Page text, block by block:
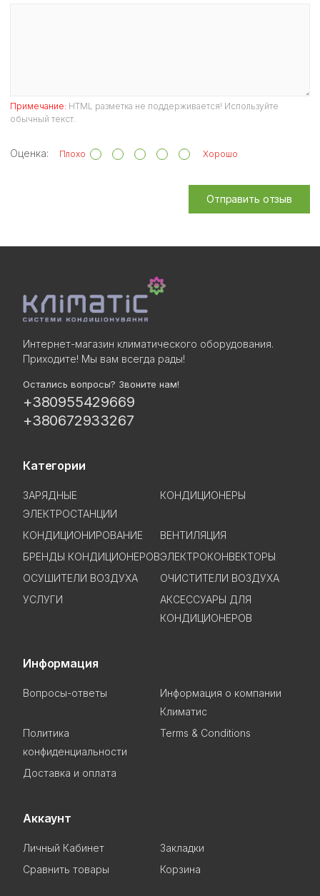
Примечание: HTML разметка не поддерживается! Используйте
обычный текст.
Оценка: Плохо Хорошо
Отправить отзыв
Интернет-магазин климатического оборудования.
Приходите! Мы вам всегда рады!
Остались вопросы? Звоните нам!
+380955429669
+380672933267
Категории
ЗАРЯДНЫЕ
ЭЛЕКТРОСТАНЦИИ
КОНДИЦИОНЕРЫ
КОНДИЦИОНИРОВАНИЕ
ВЕНТИЛЯЦИЯ
БРЕНДЫ КОНДИЦИОНЕРОВЭЛЕКТРОКОНВЕКТОРЫ
ОСУШИТЕЛИ ВОЗДУХА
ОЧИСТИТЕЛИ ВОЗДУХА
УСЛУГИ
АКСЕССУАРЫ ДЛЯ
КОНДИЦИОНЕРОВ
Информация
Вопросы-ответы
Информация о компании
Климатис
Политика
конфиденциальности
Terms & Conditions
Доставка и оплата
Аккаунт
Личный Кабинет
Закладки
Сравнить товары
Корзина